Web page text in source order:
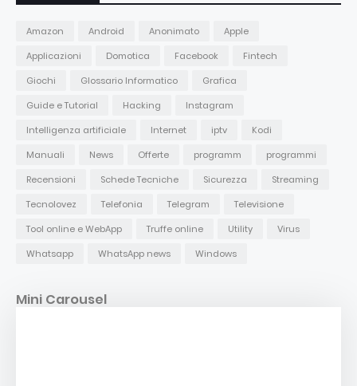
Amazon Android Anonimato
Apple
Applicazioni
Domotica Facebook
Fintech
Giochi
Glossario Informatico
Grafica
Guide e Tutorial
Hacking
Instagram
Intelligenza artificiale
Internet iptv
Kodi
Manuali
News Offerte programm
programmi
Recensioni
Schede Tecniche Sicurezza
Streaming
Tecnolovez
Telefonia Telegram
Televisione
Tool online e WebApp
Truffe online Utility
Virus
Whatsapp
WhatsApp news Windows
Mini Carousel